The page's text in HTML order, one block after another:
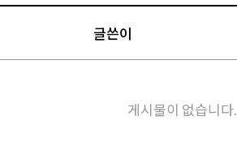
글쓴이
게시물이 없습니다.